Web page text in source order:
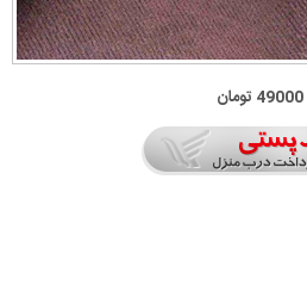
49000 تومان